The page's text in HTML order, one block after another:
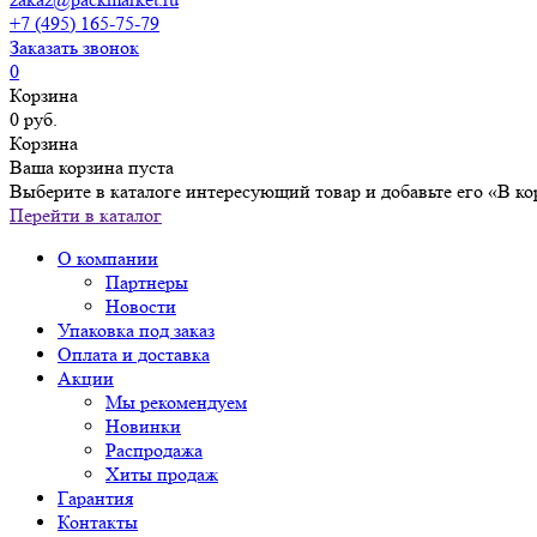
+7 (495) 165-75-79
Заказать звонок
0
Корзина
0 руб.
Корзина
Ваша корзина пуста
Выберите в каталоге интересующий товар и добавьте его «В
Перейти в каталог
О компании
Партнеры
Новости
Упаковка под заказ
Оплата и доставка
Акции
Мы рекомендуем
Новинки
Распродажа
Хиты продаж
Гарантия
Контакты